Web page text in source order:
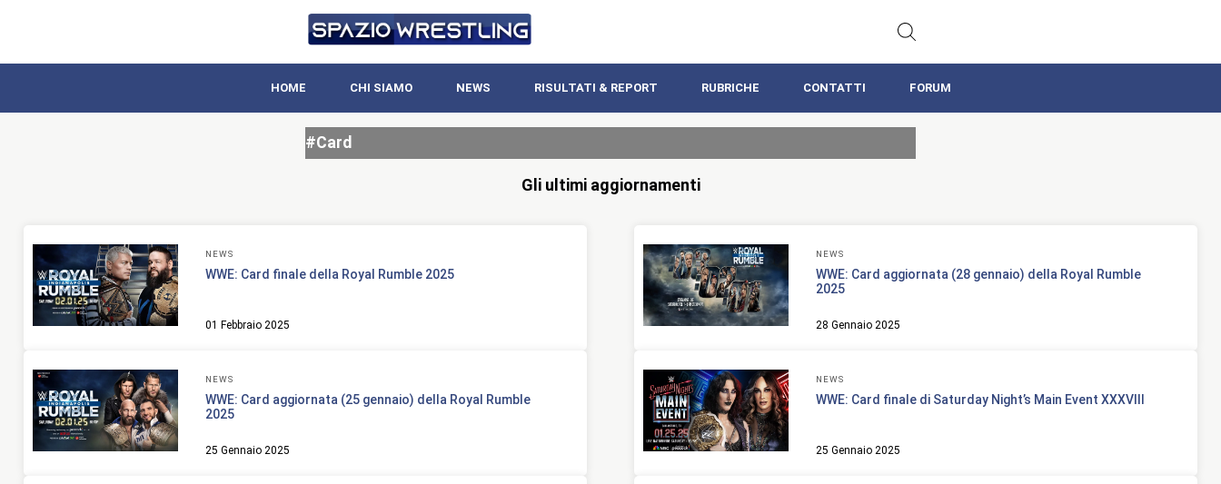
HOME CHI SIAMO NEWS RISULTATI & REPORT RUBRICHE CONTATTI FORUM
#Card
Gli ultimi aggiornamenti
NEWS
WWE: Card finale della Royal Rumble 2025
01 Febbraio 2025
NEWS
WWE: Card aggiornata (28 gennaio) della Royal Rumble
2025
28 Gennaio 2025
NEWS
WWE: Card aggiornata (25 gennaio) della Royal Rumble
2025
25 Gennaio 2025
NEWS
WWE: Card finale di Saturday Night’s Main Event XXXVIII
25 Gennaio 2025